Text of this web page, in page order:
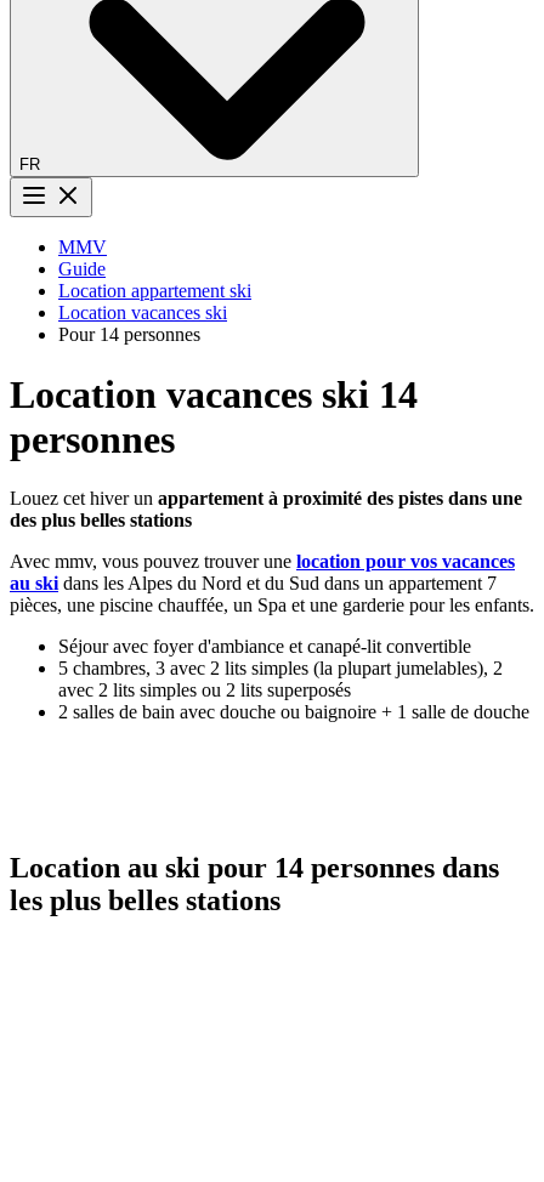
FR
Bouton menu
MMV
Guide
Location appartement ski
Location vacances ski
Pour 14 personnes
Location vacances ski 14
personnes
Louez cet hiver un appartement à proximité des pistes dans une
des plus belles stations
Avec mmv, vous pouvez trouver une location pour vos vacances
au ski dans les Alpes du Nord et du Sud dans un appartement 7
pièces, une piscine chauffée, un Spa et une garderie pour les enfants.
Séjour avec foyer d'ambiance et canapé-lit convertible
5 chambres, 3 avec 2 lits simples (la plupart jumelables), 2
avec 2 lits simples ou 2 lits superposés
2 salles de bain avec douche ou baignoire + 1 salle de douche
Location au ski pour 14 personnes dans
les plus belles stations